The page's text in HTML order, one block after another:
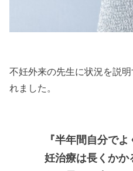
不妊外来の先生に状況を説
れました。
『半年間自分で
妊治療は長くかか